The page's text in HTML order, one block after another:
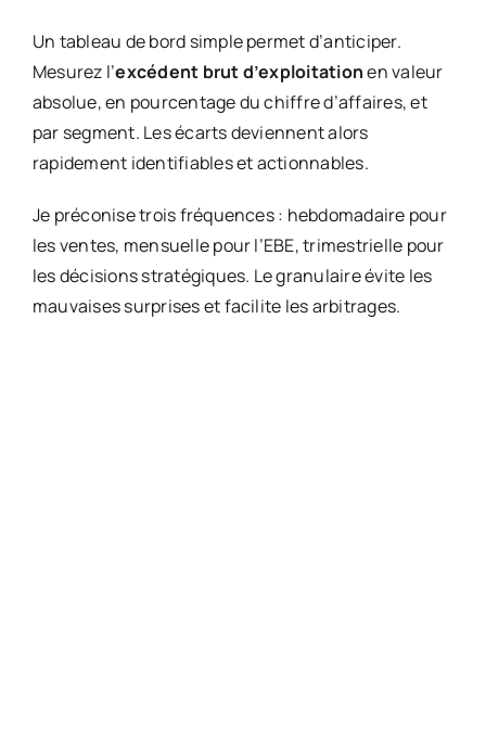
Un tableau de bord simple permet d’anticiper.
Mesurez l’excédent brut d’exploitationen valeur
absolue, en pourcentage du chiffre d’affaires, et
par segment. Les écarts deviennent alors
rapidement identifiables et actionnables.
Je préconise trois fréquences : hebdomadaire pour
les ventes, mensuelle pour l’EBE, trimestrielle pour
les décisions stratégiques. Le granulaire évite les
mauvaises surprises et facilite les arbitrages.